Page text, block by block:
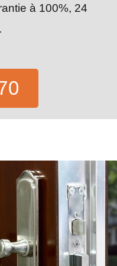
à 100%, 24